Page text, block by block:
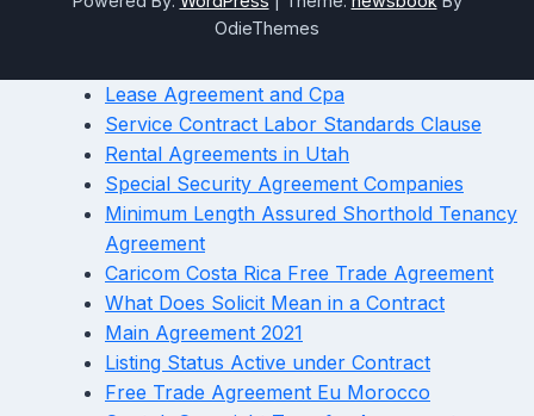
OdieThemes
Lease Agreement and Cpa
Service Contract Labor Standards Clause
Rental Agreements in Utah
Special Security Agreement Companies
Minimum Length Assured Shorthold Tenancy
Agreement
Caricom Costa Rica Free Trade Agreement
What Does Solicit Mean in a Contract
Main Agreement 2021
Listing Status Active under Contract
Free Trade Agreement Eu Morocco